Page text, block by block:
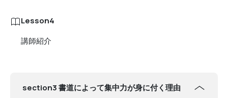
Lesson4
講師紹介
section3 書道によって集中力が身に付く理由